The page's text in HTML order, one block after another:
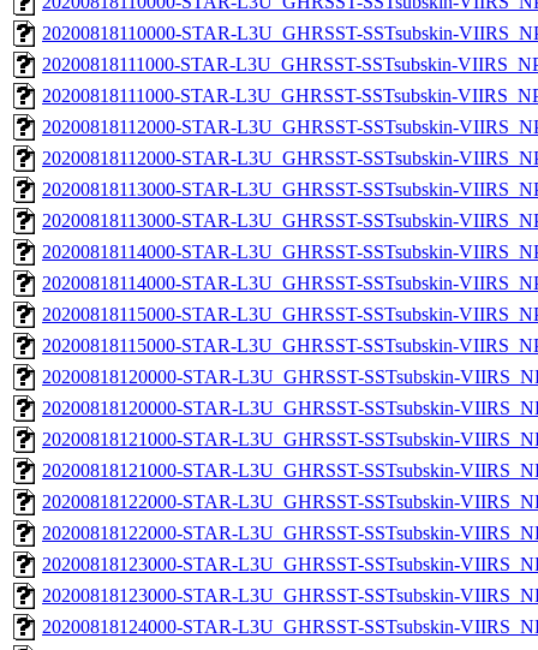
20200818110000-STAR-L3U_GHRSST-SSTsubskin-
20200818111000-STAR-L3U_GHRSST-SSTsubskin-
20200818111000-STAR-L3U_GHRSST-SSTsubskin-
20200818112000-STAR-L3U_GHRSST-SSTsubskin-
20200818112000-STAR-L3U_GHRSST-SSTsubskin-
20200818113000-STAR-L3U_GHRSST-SSTsubskin-
20200818113000-STAR-L3U_GHRSST-SSTsubskin-
20200818114000-STAR-L3U_GHRSST-SSTsubskin-
20200818114000-STAR-L3U_GHRSST-SSTsubskin-
20200818115000-STAR-L3U_GHRSST-SSTsubskin-
20200818115000-STAR-L3U_GHRSST-SSTsubskin-
20200818120000-STAR-L3U_GHRSST-SSTsubskin-
20200818120000-STAR-L3U_GHRSST-SSTsubskin-
20200818121000-STAR-L3U_GHRSST-SSTsubskin-
20200818121000-STAR-L3U_GHRSST-SSTsubskin-
20200818122000-STAR-L3U_GHRSST-SSTsubskin-
20200818122000-STAR-L3U_GHRSST-SSTsubskin-
20200818123000-STAR-L3U_GHRSST-SSTsubskin-
20200818123000-STAR-L3U_GHRSST-SSTsubskin-
20200818124000-STAR-L3U_GHRSST-SSTsubskin-